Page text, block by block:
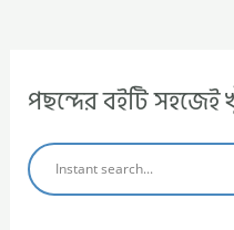
পছন্দের বইটি